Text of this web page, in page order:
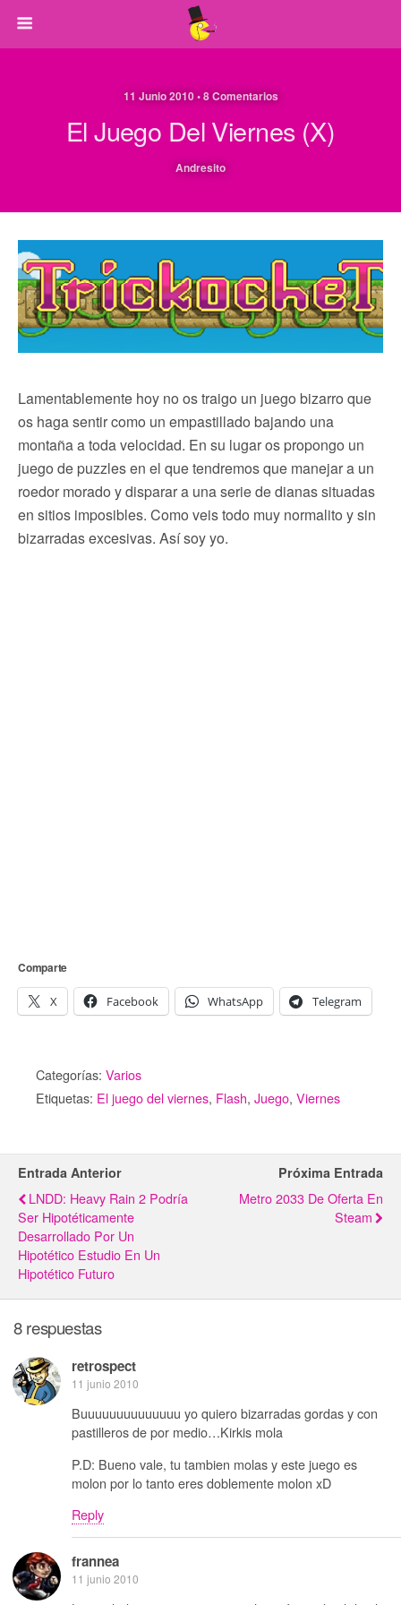
11 Junio 2010 • 8 Comentarios
El Juego Del Viernes (X)
Andresito
Lamentablemente hoy no os traigo un juego bizarro que
os haga sentir como un empastillado bajando una
montaña a toda velocidad. En su lugar os propongo un
juego de puzzles en el que tendremos que manejar a un
roedor morado y disparar a una serie de dianas situadas
en sitios imposibles. Como veis todo muy normalito y sin
bizarradas excesivas. Así soy yo.
Comparte
X Facebook WhatsApp Telegram
Categorías: Varios
Etiquetas: El juego del viernes, Flash, Juego, Viernes
Entrada Anterior
LNDD: Heavy Rain 2 Podría
Ser Hipotéticamente
Desarrollado Por Un
Hipotético Estudio En Un
Hipotético Futuro
Próxima Entrada
Metro 2033 De Oferta En
Steam
8 respuestas
retrospect
11 junio 2010
Buuuuuuuuuuuuuu yo quiero bizarradas gordas y con
pastilleros de por medio…Kirkis mola
P.D: Bueno vale, tu tambien molas y este juego es
molon por lo tanto eres doblemente molon xD
Reply
frannea
11 junio 2010